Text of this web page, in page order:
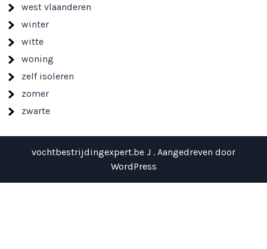
west vlaanderen
winter
witte
woning
zelf isoleren
zomer
zwarte
vochtbestrijdingexpert.be J . Aangedreven door
WordPress